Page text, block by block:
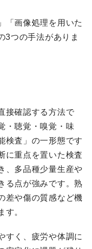
「画像処理を用いた
3つの手法がありま
接確認する方法で
・聴覚・嗅覚・味
検査」の一形態です
に重点を置いた検査
、多品種少量生産や
る点が強みです。熟
差や傷の質感など機
す。
すく、疲労や体調に